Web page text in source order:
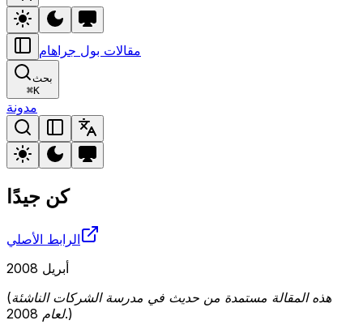
مقالات بول جراهام
بحث
⌘K
مدونة
كن جيدًا
الرابط الأصلي
أبريل 2008
(هذه المقالة مستمدة من حديث في مدرسة الشركات الناشئة
لعام 2008.)